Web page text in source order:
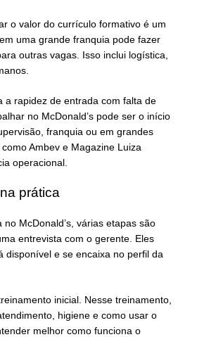
o valor do currículo formativo é um
uma grande franquia pode fazer
outras vagas. Isso inclui logística,
a rapidez de entrada com falta de
no McDonald’s pode ser o início
franquia ou em grandes
Ambev e Magazine Luiza
operacional.
prática
McDonald’s, várias etapas são
entrevista com o gerente. Eles
disponível e se encaixa no perfil da
inicial. Nesse treinamento,
higiene e como usar o
melhor como funciona o